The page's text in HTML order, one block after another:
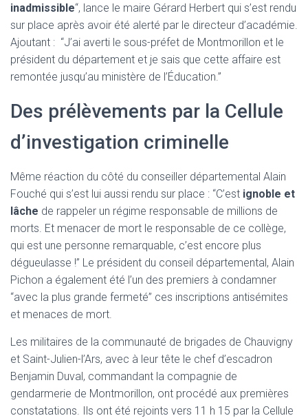
inadmissible“, lance le maire Gérard Herbert qui s’est rendu
sur place après avoir été alerté par le directeur d’académie.
Ajoutant : “J’ai averti le sous-préfet de Montmorillon et le
président du département et je sais que cette affaire est
remontée jusqu’au ministère de l’Éducation.”
Des prélèvements par la Cellule
d’investigation criminelle
Même réaction du côté du conseiller départemental Alain
Fouché qui s’est lui aussi rendu sur place : “C’est ignoble et
lâche de rappeler un régime responsable de millions de
morts. Et menacer de mort le responsable de ce collège,
qui est une personne remarquable, c’est encore plus
dégueulasse !” Le président du conseil départemental, Alain
Pichon a également été l’un des premiers à condamner
“avec la plus grande fermeté” ces inscriptions antisémites
et menaces de mort.
Les militaires de la communauté de brigades de Chauvigny
et Saint-Julien-l’Ars, avec à leur tête le chef d’escadron
Benjamin Duval, commandant la compagnie de
gendarmerie de Montmorillon, ont procédé aux premières
constatations. Ils ont été rejoints vers 11 h 15 par la Cellule